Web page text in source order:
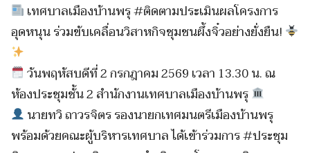
เทศบาลเมืองบ้านพรุ #ติดตามประเมินผลโครงการ
อุดหนุน ร่วมขับเคลื่อนวิสาหกิจชุมชนผึ้งจิ๋วอย่างยั่งยืน!
วันพฤหัสบดีที่ 2 กรกฎาคม 2569 เวลา 13.30 น. ณ
ห้องประชุมชั้น 2 สำนักงานเทศบาลเมืองบ้านพรุ
นายทวิ ถาวรจิตร รองนายกเทศมนตรีเมืองบ้านพรุ
พร้อมด้วยคณะผู้บริหารเทศบาล ได้เข้าร่วมการ #ประชุม